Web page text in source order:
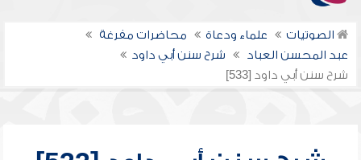
الصوتيات علماء ودعاة
محاضرات مفرغة
عبد المحسن العباد
شرح سنن أبي داود
شرح سنن أبي داود [533]